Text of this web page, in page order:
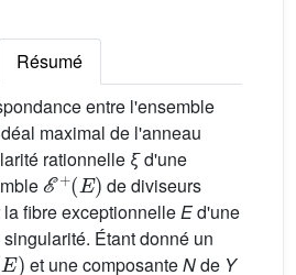
Résumé
entre l'ensemble
maximal de l'anneau
rationnelle ξd'une
E+(E)
de diviseurs
fibre exceptionnelleEd'une
Étant donné un
)
et une composanteNde Y